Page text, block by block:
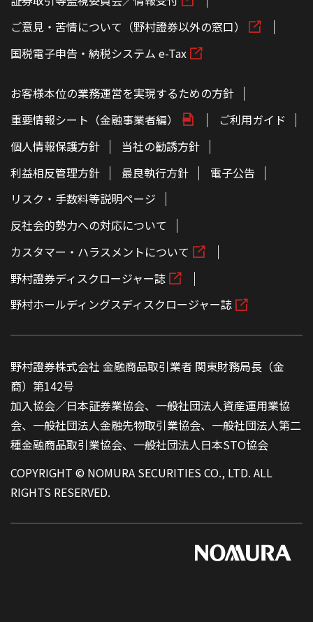
ご意見・苦情について（野村證券以外の窓口）
国税電子申告・納税システム e-Tax
お客様本位の業務運営を実現するための方針
重要情報シート（金融事業者編）
ご利用ガイド
個人情報保護方針
当社の勧誘方針
利益相反管理方針
最良執行方針
電子公告
リスク・手数料等説明ページ
反社会的勢力への対応について
カスタマー・ハラスメントについて
野村證券ディスクロージャー誌
野村ホールディングスディスクロージャー誌
野村證券株式会社 金融商品取引業者 関東財務局長（金
商）第142号
加入協会／日本証券業協会、一般社団法人資産運用業協
会、一般社団法人金融先物取引業協会、一般社団法人第二
種金融商品取引業協会、一般社団法人日本STO協会
COPYRIGHT © NOMURA SECURITIES CO., LTD. ALL
RIGHTS RESERVED.